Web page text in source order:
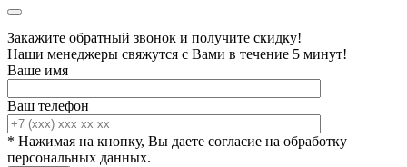
Закажите обратный звонок и получите скидку!
Наши менеджеры свяжутся с Вами в течение 5 минут!
Ваше имя
Ваш телефон
* Нажимая на кнопку, Вы даете согласие на обработку
персональных данных.